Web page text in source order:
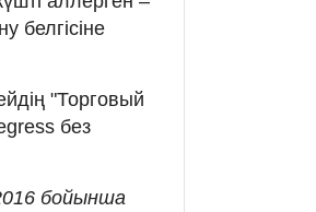
белгісіне
"Торговый
без
бойынша